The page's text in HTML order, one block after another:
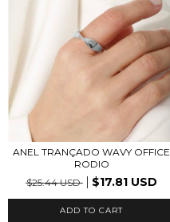
ANEL TRANÇADO WAVY OFFICE
RODIO
$25.44 USD
$17.81 USD
ADD TO CART